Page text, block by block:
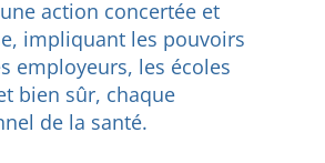
action concertée et
impliquant les pouvoirs
employeurs, les écoles
bien sûr, chaque
de la santé.